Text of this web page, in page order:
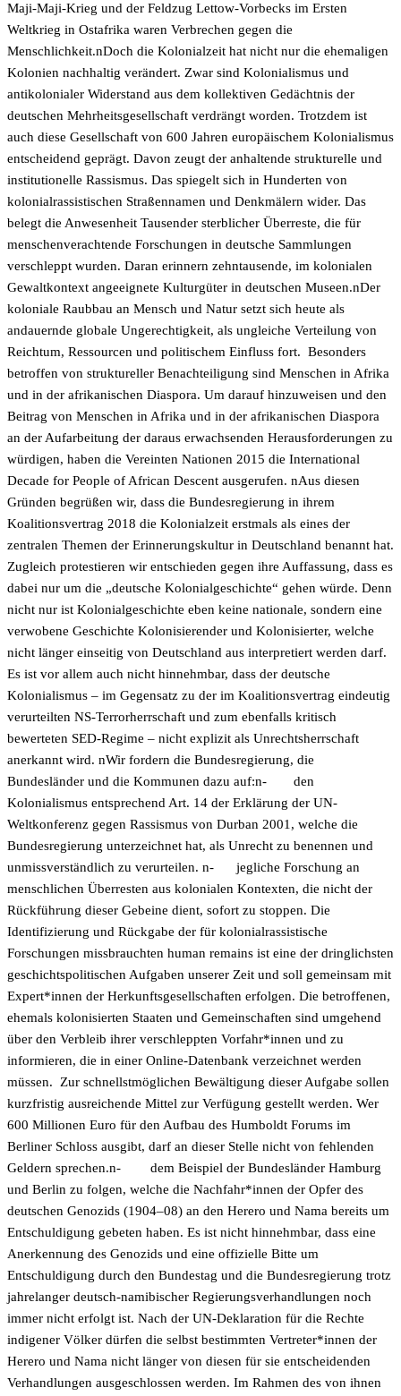
Maji-Maji-Krieg und der Feldzug Lettow-Vorbecks im Ersten
Weltkrieg in Ostafrika waren Verbrechen gegen die
Menschlichkeit.nDoch die Kolonialzeit hat nicht nur die ehemaligen
Kolonien nachhaltig verändert. Zwar sind Kolonialismus und
antikolonialer Widerstand aus dem kollektiven Gedächtnis der
deutschen Mehrheitsgesellschaft verdrängt worden. Trotzdem ist
auch diese Gesellschaft von 600 Jahren europäischem Kolonialismus
entscheidend geprägt. Davon zeugt der anhaltende strukturelle und
institutionelle Rassismus. Das spiegelt sich in Hunderten von
kolonialrassistischen Straßennamen und Denkmälern wider. Das
belegt die Anwesenheit Tausender sterblicher Überreste, die für
menschenverachtende Forschungen in deutsche Sammlungen
verschleppt wurden. Daran erinnern zehntausende, im kolonialen
Gewaltkontext angeeignete Kulturgüter in deutschen Museen.nDer
koloniale Raubbau an Mensch und Natur setzt sich heute als
andauernde globale Ungerechtigkeit, als ungleiche Verteilung von
Reichtum, Ressourcen und politischem Einfluss fort. Besonders
betroffen von struktureller Benachteiligung sind Menschen in Afrika
und in der afrikanischen Diaspora. Um darauf hinzuweisen und den
Beitrag von Menschen in Afrika und in der afrikanischen Diaspora
an der Aufarbeitung der daraus erwachsenden Herausforderungen zu
würdigen, haben die Vereinten Nationen 2015 die International
Decade for People of African Descent ausgerufen. nAus diesen
Gründen begrüßen wir, dass die Bundesregierung in ihrem
Koalitionsvertrag 2018 die Kolonialzeit erstmals als eines der
zentralen Themen der Erinnerungskultur in Deutschland benannt hat.
Zugleich protestieren wir entschieden gegen ihre Auffassung, dass es
dabei nur um die „deutsche Kolonialgeschichte“ gehen würde. Denn
nicht nur ist Kolonialgeschichte eben keine nationale, sondern eine
verwobene Geschichte Kolonisierender und Kolonisierter, welche
nicht länger einseitig von Deutschland aus interpretiert werden darf.
Es ist vor allem auch nicht hinnehmbar, dass der deutsche
Kolonialismus – im Gegensatz zu der im Koalitionsvertrag eindeutig
verurteilten NS-Terrorherrschaft und zum ebenfalls kritisch
bewerteten SED-Regime – nicht explizit als Unrechtsherrschaft
anerkannt wird. nWir fordern die Bundesregierung, die
Bundesländer und die Kommunen dazu auf:n-
den
Kolonialismus entsprechend Art. 14 der Erklärung der UN-
Weltkonferenz gegen Rassismus von Durban 2001, welche die
Bundesregierung unterzeichnet hat, als Unrecht zu benennen und
unmissverständlich zu verurteilen. n-
jegliche Forschung an
menschlichen Überresten aus kolonialen Kontexten, die nicht der
Rückführung dieser Gebeine dient, sofort zu stoppen. Die
Identifizierung und Rückgabe der für kolonialrassistische
Forschungen missbrauchten human remains ist eine der dringlichsten
geschichtspolitischen Aufgaben unserer Zeit und soll gemeinsam mit
Expert*innen der Herkunftsgesellschaften erfolgen. Die betroffenen,
ehemals kolonisierten Staaten und Gemeinschaften sind umgehend
über den Verbleib ihrer verschleppten Vorfahr*innen und zu
informieren, die in einer Online-Datenbank verzeichnet werden
müssen. Zur schnellstmöglichen Bewältigung dieser Aufgabe sollen
kurzfristig ausreichende Mittel zur Verfügung gestellt werden. Wer
600 Millionen Euro für den Aufbau des Humboldt Forums im
Berliner Schloss ausgibt, darf an dieser Stelle nicht von fehlenden
Geldern sprechen.n-
dem Beispiel der Bundesländer Hamburg
und Berlin zu folgen, welche die Nachfahr*innen der Opfer des
deutschen Genozids (1904–08) an den Herero und Nama bereits um
Entschuldigung gebeten haben. Es ist nicht hinnehmbar, dass eine
Anerkennung des Genozids und eine offizielle Bitte um
Entschuldigung durch den Bundestag und die Bundesregierung trotz
jahrelanger deutsch-namibischer Regierungsverhandlungen noch
immer nicht erfolgt ist. Nach der UN-Deklaration für die Rechte
indigener Völker dürfen die selbst bestimmten Vertreter*innen der
Herero und Nama nicht länger von diesen für sie entscheidenden
Verhandlungen ausgeschlossen werden. Im Rahmen des von ihnen